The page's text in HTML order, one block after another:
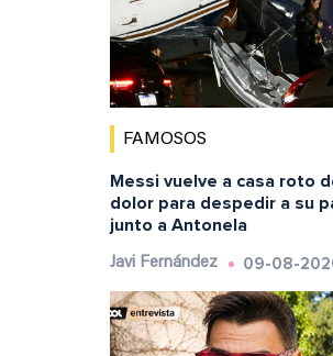
FAMOSOS
Messi vuelve a casa roto
dolor para despedir a su
junto a Antonela
Javi Fernández 09-08-